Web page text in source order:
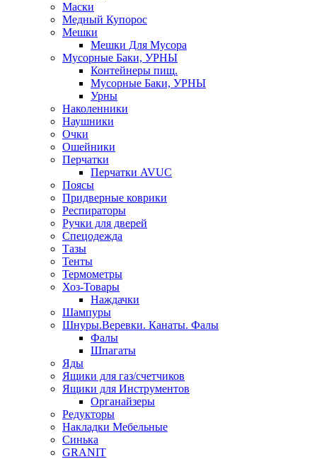
Маски
Медный Купорос
Мешки
Мешки Для Мусора
Мусорные Баки, УРНЫ
Контейнеры пищ.
Мусорные Баки, УРНЫ
Урны
Наколенники
Наушники
Очки
Ошейники
Перчатки
Перчатки AVUC
Поясы
Придверные коврики
Респираторы
Ручки для дверей
Спецодежда
Тазы
Тенты
Термометры
Хоз-Товары
Наждачки
Шампуры
Шнуры.Веревки. Канаты. Фалы
Фалы
Шпагаты
Яды
Ящики для газ/счетчиков
Ящики для Инструментов
Органайзеры
Редукторы
Накладки Мебельные
Синька
GRANIT